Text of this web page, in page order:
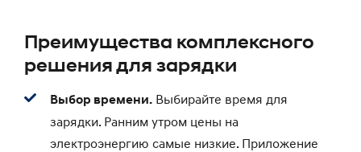
Преимущества комплексного
решения для зарядки
Выбор времени. Выбирайте время для
зарядки. Ранним утром цены на
электроэнергию самые низкие. Приложение